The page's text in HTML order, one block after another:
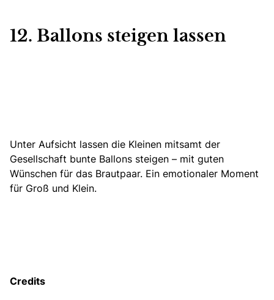
12. Ballons steigen lassen
Unter Aufsicht lassen die Kleinen mitsamt der
Gesellschaft bunte Ballons steigen – mit guten
Wünschen für das Brautpaar. Ein emotionaler Moment
für Groß und Klein.
Credits